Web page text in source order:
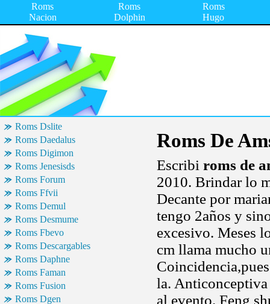
Roms
Nacion
Roms
Dolphin
Roms
Hugo
Roms Dslite
Roms Daedalus
Roms Digimon
Roms Jenesisds
Roms Forum
Roms Ffvii
Roms Demul
Roms Desmume
Roms Fbevo
Roms Descargables
Roms Daphne
Roms Faman
Roms Fusion
Roms Dgen
Roms De
Escribi roms de
2010. Brindar lo
Decante por
tengo 2años y
excesivo. Meses
cm llama mucho
la.
al evento. Feng